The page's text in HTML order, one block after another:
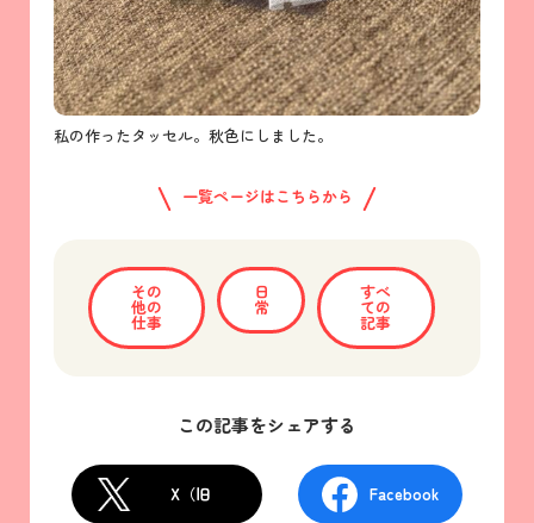
私の作ったタッセル。秋色にしました。
一覧ページはこちらから
その
他の
仕事
日
常
すべ
ての
記事
この記事をシェアする
X（旧 Facebook